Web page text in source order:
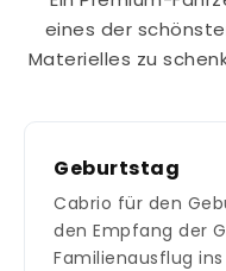
eines der
Materielles zu
Geburtstag
Cabrio für den
den Empfang der
Familienausflug ins